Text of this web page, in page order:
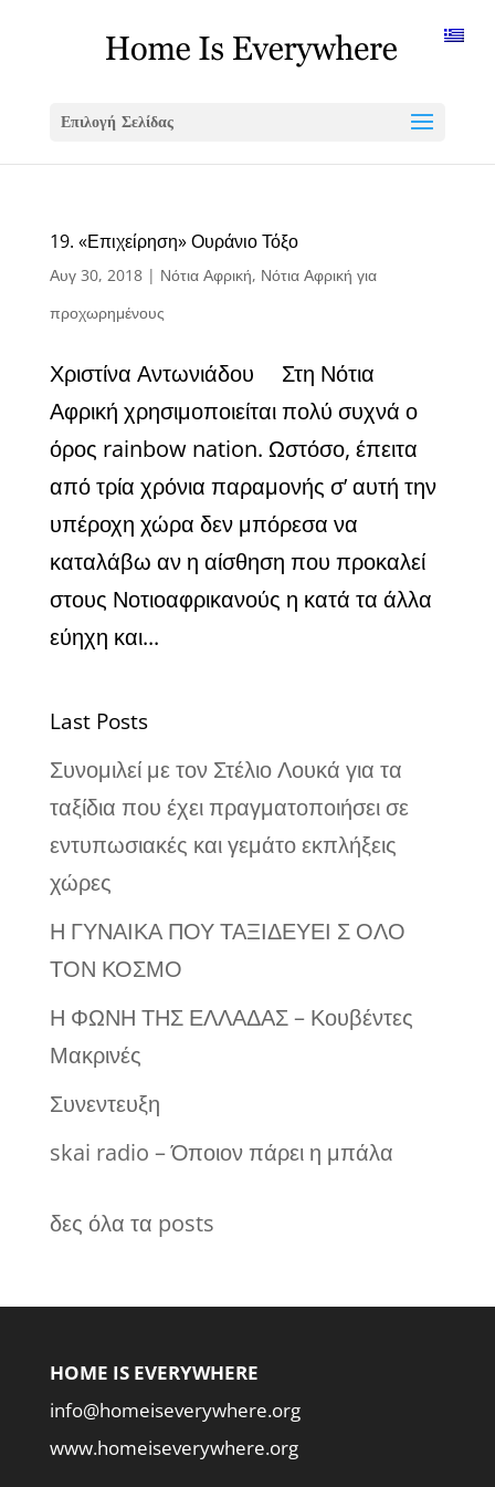
Επιλογή Σελίδας
19. «Επιχείρηση» Ουράνιο Τόξο
Αυγ 30, 2018| Νότια Αφρική, Νότια Αφρική για
προχωρημένους
Χριστίνα Αντωνιάδου Στη Νότια
Αφρική χρησιμοποιείται πολύ συχνά ο
όρος rainbow nation. Ωστόσο, έπειτα
από τρία χρόνια παραμονής σ’ αυτή την
υπέροχη χώρα δεν μπόρεσα να
καταλάβω αν η αίσθηση που προκαλεί
στους Νοτιοαφρικανούς η κατά τα άλλα
εύηχη και...
Last Posts
Συνομιλεί με τον Στέλιο Λουκά για τα
ταξίδια που έχει πραγματοποιήσει σε
εντυπωσιακές και γεμάτο εκπλήξεις
χώρες
Η ΓΥΝΑΙΚΑ ΠΟΥ ΤΑΞΙΔΕΥΕΙ Σ ΟΛΟ
ΤΟΝ ΚΟΣΜΟ
Η ΦΩΝΗ ΤΗΣ ΕΛΛΑΔΑΣ – Κουβέντες
Μακρινές
Συνεντευξη
skai radio – Όποιον πάρει η μπάλα
δες όλα τα posts
HOME IS EVERYWHERE
info@homeiseverywhere.org
www.homeiseverywhere.org